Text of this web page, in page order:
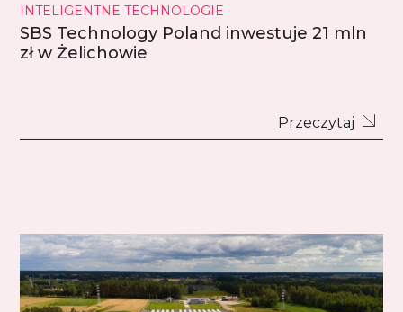
INTELIGENTNE TECHNOLOGIE
SBS Technology Poland inwestuje 21 mln
zł w Żelichowie
Przeczytaj